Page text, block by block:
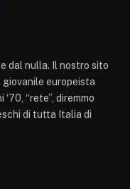
dal nulla. Il nostro sito
giovanile europeista
“rete”, diremmo
di tutta Italia di